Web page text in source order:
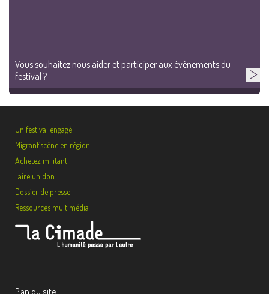
Vous souhaitez nous aider et participer aux événements du
festival ?
Un festival engagé
Migrant’scène en région
Achetez militant
Faire un don
Dossier de presse
Ressources multimédia
Plan du site